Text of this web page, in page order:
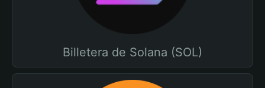
Billetera de Solana (SOL)